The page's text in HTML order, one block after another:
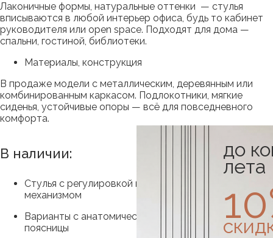
Лаконичные формы, натуральные оттенки — стулья
вписываются в любой интерьер офиса, будь то кабинет
руководителя или open space. Подходят для дома —
спальни, гостиной, библиотеки.
Материалы, конструкция
В продаже модели с металлическим, деревянным или
комбинированным каркасом. Подлокотники, мягкие
сиденья, устойчивые опоры — всё для повседневного
комфорта.
В наличии:
Стулья с регулировкой по высоте, удобным
механизмом
Варианты с анатомической спинкой, поддержкой
поясницы
до
лета